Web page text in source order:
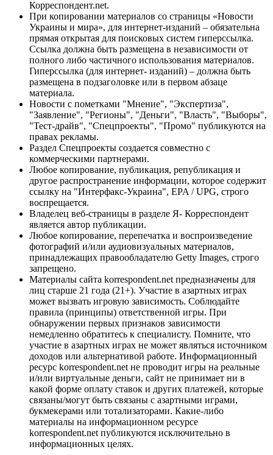
Корреспондент.net.
При копировании материалов со страницы «Новости
Украины и мира», для интернет-изданий – обязательна
прямая открытая для поисковых систем гиперссылка.
Ссылка должна быть размещена в независимости от
полного либо частичного использования материалов.
Гиперссылка (для интернет- изданий) – должна быть
размещена в подзаголовке или в первом абзаце
материала.
Новости с пометками "Мнение", "Экспертиза",
"Заявление", "Регионы", "Деньги", "Власть", "Выборы",
"Тест-драйв", "Спецпроекты", "Промо" публикуются на
правах рекламы.
Раздел Спецпроекты создается совместно с
коммерческими партнерами.
Любое копирование, публикация, републикация и
другое распространение информации, которое содержит
ссылку на "Интерфакс-Украина", EPA / UPG, строго
воспрещается.
Владелец веб-страницы в разделе Я- Корреспондент
является автор публикации.
Любое копирование, перепечатка и воспроизведение
фотографий и/или аудиовизуальных материалов,
принадлежащих правообладателю Getty Images, строго
запрещено.
Материалы сайта korrespondent.net предназначены для
лиц старше 21 года (21+). Участие в азартных играх
может вызвать игровую зависимость. Соблюдайте
правила (принципы) ответственной игры. При
обнаружении первых признаков зависимости
немедленно обратитесь к специалисту. Помните, что
участие в азартных играх не может являться источником
доходов или альтернативой работе. Информационный
ресурс korrespondent.net не проводит игры на реальные
и/или виртуальные деньги, сайт не принимает ни в
какой форме оплату ставок и других платежей, которые
связаны/могут быть связаны с азартными играми,
букмекерами или тотализаторами. Какие-либо
материалы на информационном ресурсе
korrespondent.net публикуются исключительно в
информационных целях.